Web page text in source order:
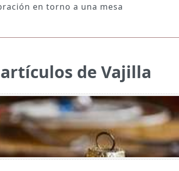
en torno a una mesa
de Vajilla